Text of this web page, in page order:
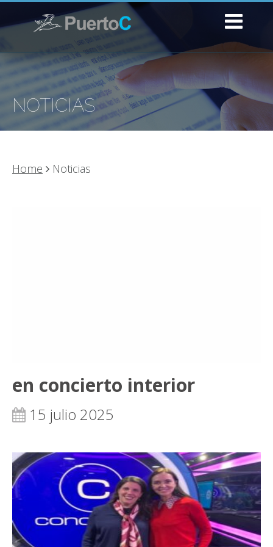
NOTICIAS
Home Noticias
en concierto interior
15 julio 2025